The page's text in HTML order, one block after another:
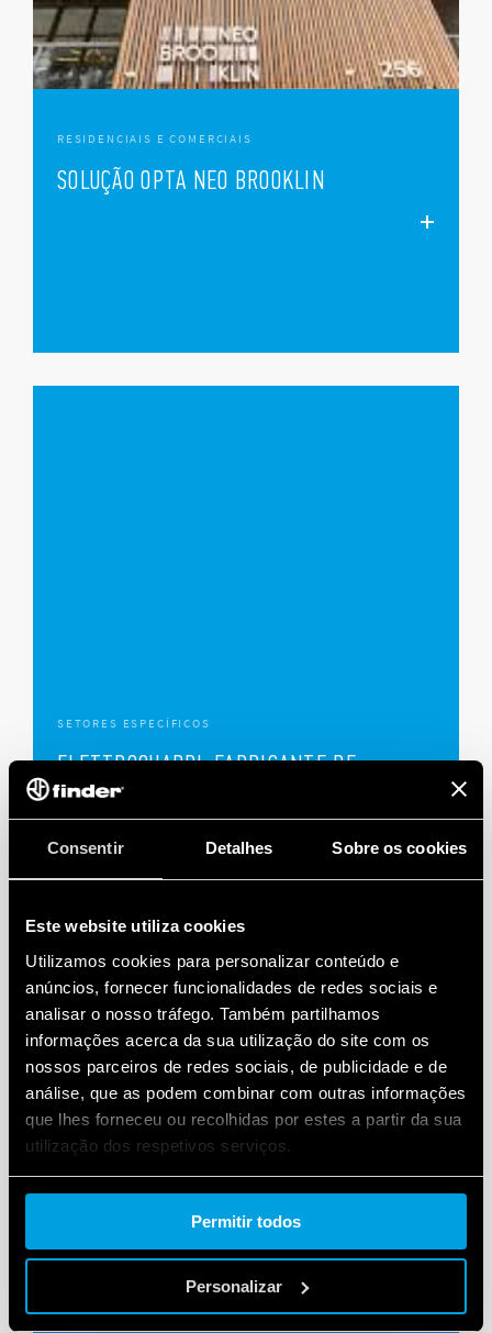
Consentir Detalhes Sobre os cookies
Este website utiliza cookies
Utilizamos cookies para personalizar conteúdo e
anúncios, fornecer funcionalidades de redes sociais e
analisar o nosso tráfego. Também partilhamos
informações acerca da sua utilização do site com os
nossos parceiros de redes sociais, de publicidade e de
análise, que as podem combinar com outras informações
que lhes forneceu ou recolhidas por estes a partir da sua
utilização dos respetivos serviços.
Cookie policy.
Permitir todos
Personalizar
RESIDENCIAIS E COMERCIAIS
SOLUÇÃO OPTA NEO BROOKLIN
SETORES ESPECÍFICOS
ELETTROQUADRI, FABRICANTE DE
PAINÉIS ELÉTRICOS